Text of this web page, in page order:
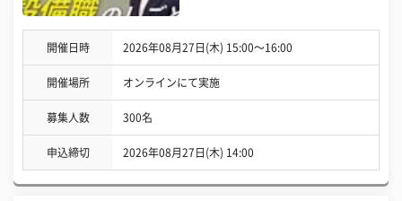
開催日時 2026年08月27日(木) 15:00〜16:00
開催場所 オンラインにて実施
募集人数 300名
申込締切 2026年08月27日(木) 14:00